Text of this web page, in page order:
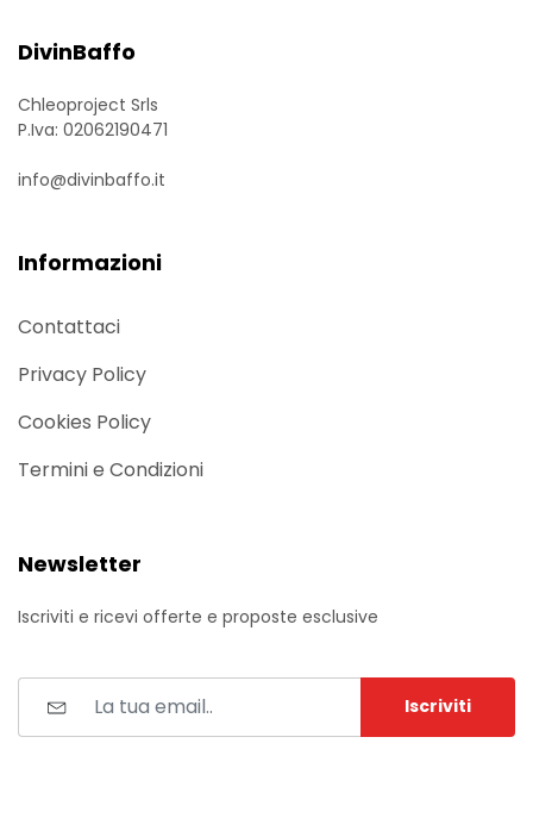
DivinBaffo
Chleoproject Srls
P.Iva: 02062190471
info@divinbaffo.it
Informazioni
Contattaci
Privacy Policy
Cookies Policy
Termini e Condizioni
Newsletter
Iscriviti e ricevi offerte e proposte esclusive
Iscriviti